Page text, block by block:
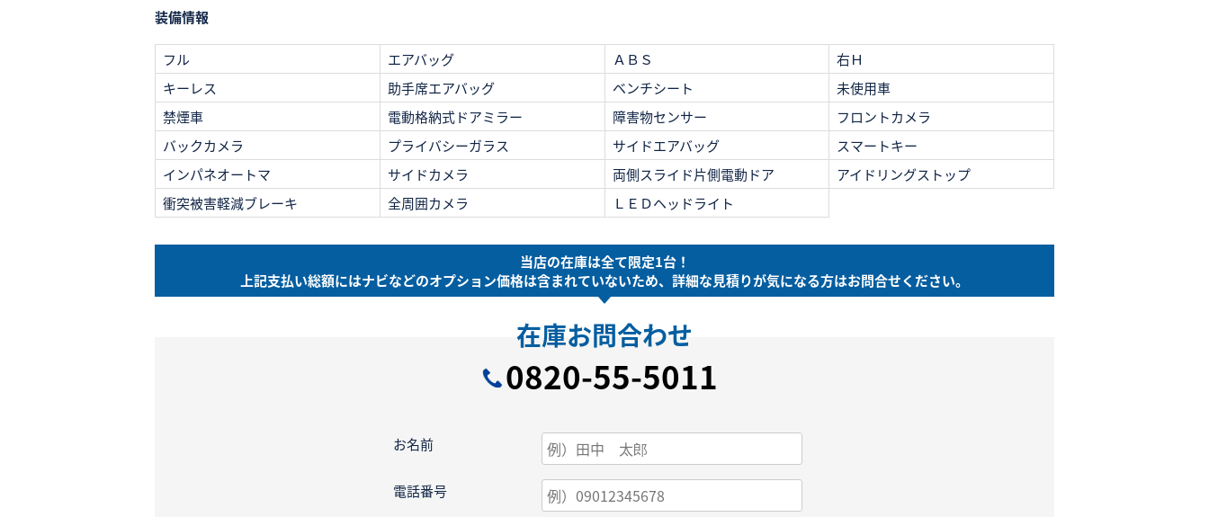
装備情報
フル エアバッグ ＡＢＳ
右Ｈ
キーレス
助手席エアバッグ ベンチシート
未使用車
禁煙車
電動格納式ドアミラー 障害物センサー
フロントカメラ
バックカメラ
プライバシーガラス サイドエアバッグ
スマートキー
インパネオートマ
サイドカメラ 両側スライド片側電動ドア
アイドリングストップ
衝突被害軽減ブレーキ
全周囲カメラ ＬＥＤヘッドライト
当店の在庫は全て限定1台！
上記支払い総額にはナビなどのオプション価格は含まれていないため、 詳細な見積りが気になる方はお問合せください。
在庫お問合わせ
0820-55-5011
お名前
電話番号